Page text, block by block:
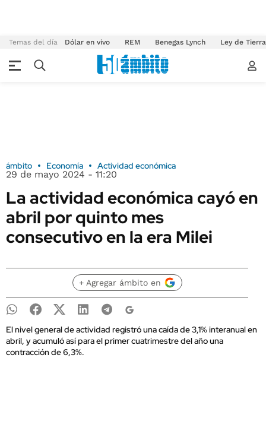
Temas del día Dólar en vivo REM Benegas Lynch Ley de
ámbito Economía Actividad económica
29 de mayo 2024 - 11:20
La actividad económica cayó en
abril por quinto mes
consecutivo en la era Milei
+ Agregar ámbito en
El nivel general de actividad registró una caída de 3,1% interanual en
abril, y acumuló así para el primer cuatrimestre del año una
contracción de 6,3%.